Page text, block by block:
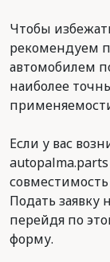
Чтобы
рекомендуем
автомобилем
наиболее
Если у вас
Подать заявку
перейдя по
форму.